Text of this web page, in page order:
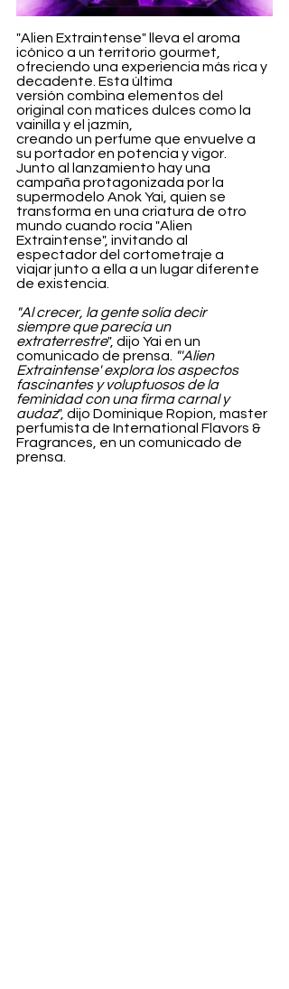
"Alien Extraintense" lleva el aroma
icónico a un territorio gourmet,
ofreciendo una experiencia más rica y
decadente. Esta última
versión combina elementos del
original con matices dulces como la
vainilla y el jazmín,
creando un perfume que envuelve a
su portador en potencia y vigor.
Junto al lanzamiento hay una
campaña protagonizada por la
supermodelo Anok Yai, quien se
transforma en una criatura de otro
mundo cuando rocía "Alien
Extraintense", invitando al
espectador del cortometraje a
viajar junto a ella a un lugar diferente
de existencia.
"Al crecer, la gente solía decir
siempre que parecía un
extraterrestre", dijo Yai en un
comunicado de prensa.
"'Alien
Extraintense' explora los aspectos
fascinantes y voluptuosos de la
feminidad con una firma carnal y
audaz", dijo Dominique Ropion, master
perfumista de International Flavors &
Fragrances, en un comunicado de
prensa.